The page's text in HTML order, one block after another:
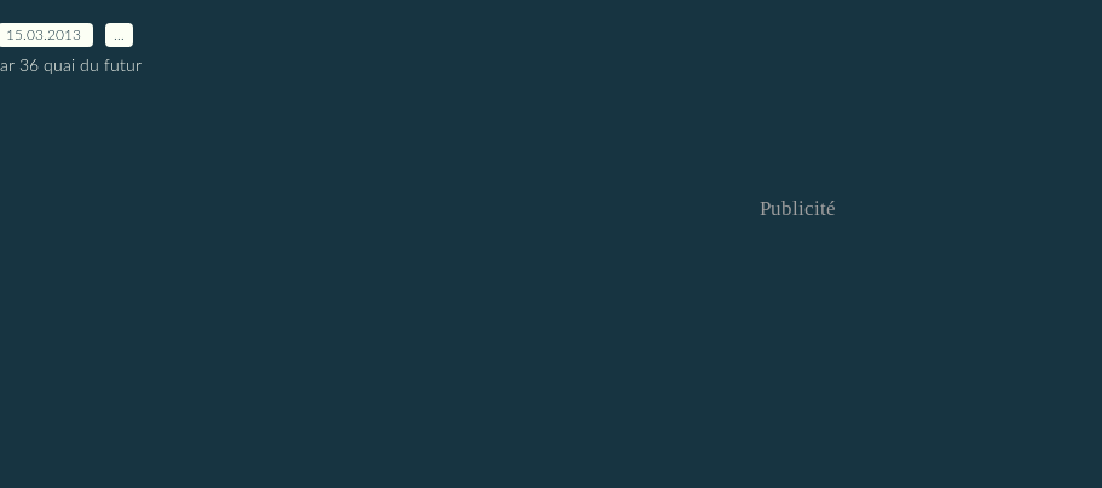
15.03.2013
36 quai du futur
Publicité